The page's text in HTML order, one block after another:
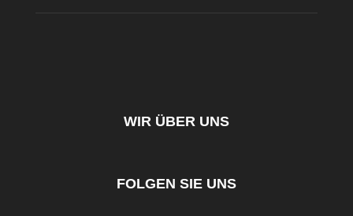
WIR ÜBER UNS
FOLGEN SIE UNS